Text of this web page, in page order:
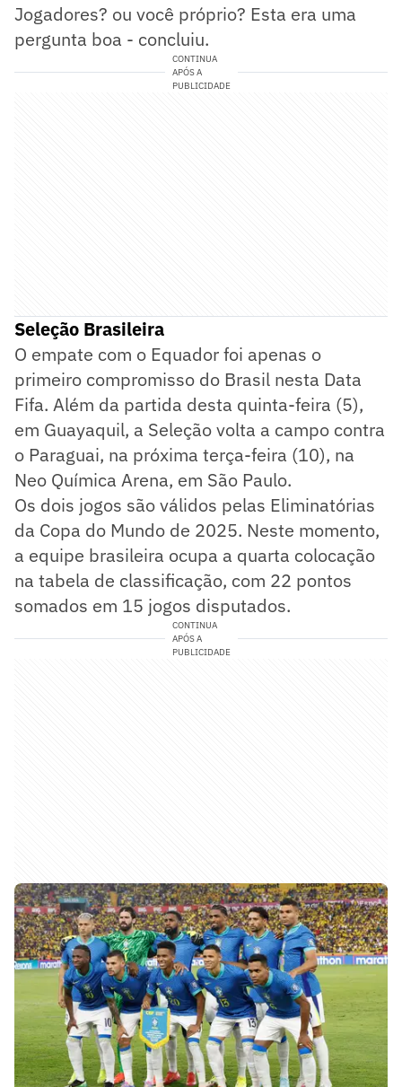
Jogadores? ou você próprio? Esta era uma
pergunta boa - concluiu.
CONTINUA
APÓS A
PUBLICIDADE
Seleção Brasileira
O empate com o Equador foi apenas o
primeiro compromisso do Brasil nesta Data
Fifa. Além da partida desta quinta-feira (5),
em Guayaquil, a Seleção volta a campo contra
o Paraguai, na próxima terça-feira (10), na
Neo Química Arena, em São Paulo.
Os dois jogos são válidos pelas Eliminatórias
da Copa do Mundo de 2025. Neste momento,
a equipe brasileira ocupa a quarta colocação
na tabela de classificação, com 22 pontos
somados em 15 jogos disputados.
CONTINUA
APÓS A
PUBLICIDADE